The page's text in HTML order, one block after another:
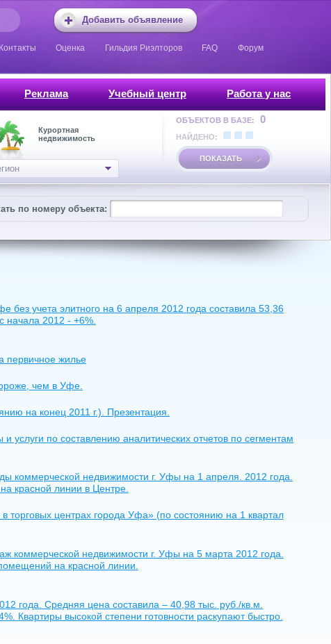
Добавить объявление
Контакты Оценка Гильдия Риэлторов FAQ Форум
Реклама Учебный центр Работа у нас
Курортная
недвижимость
ОБЪЕКТОВ В БАЗЕ: 0
НАЙДЕНО:
ПОКАЗАТЬ
по номеру объекта:
без учета элитного на 6 апреля 2012 года составила 53,36
начала 2012 - +6%.
первичное жилье
чем в Уфе.
на конец 2011 г.). Презентация.
услуги по составлению аналитических отчетов по сегментам
коммерческой недвижимости г. Уфы на 1 апреля. 2012 года.
красной линии в Центре.
торговых центрах города Уфа» (по состоянию на 1 квартал
коммерческой недвижимости г. Уфы на 5 марта 2012 года.
на красной линии.
года. Средняя цена составила – 40,98 тыс. руб./кв.м.
Квартиры высокой степени готовности раскупают быстро.